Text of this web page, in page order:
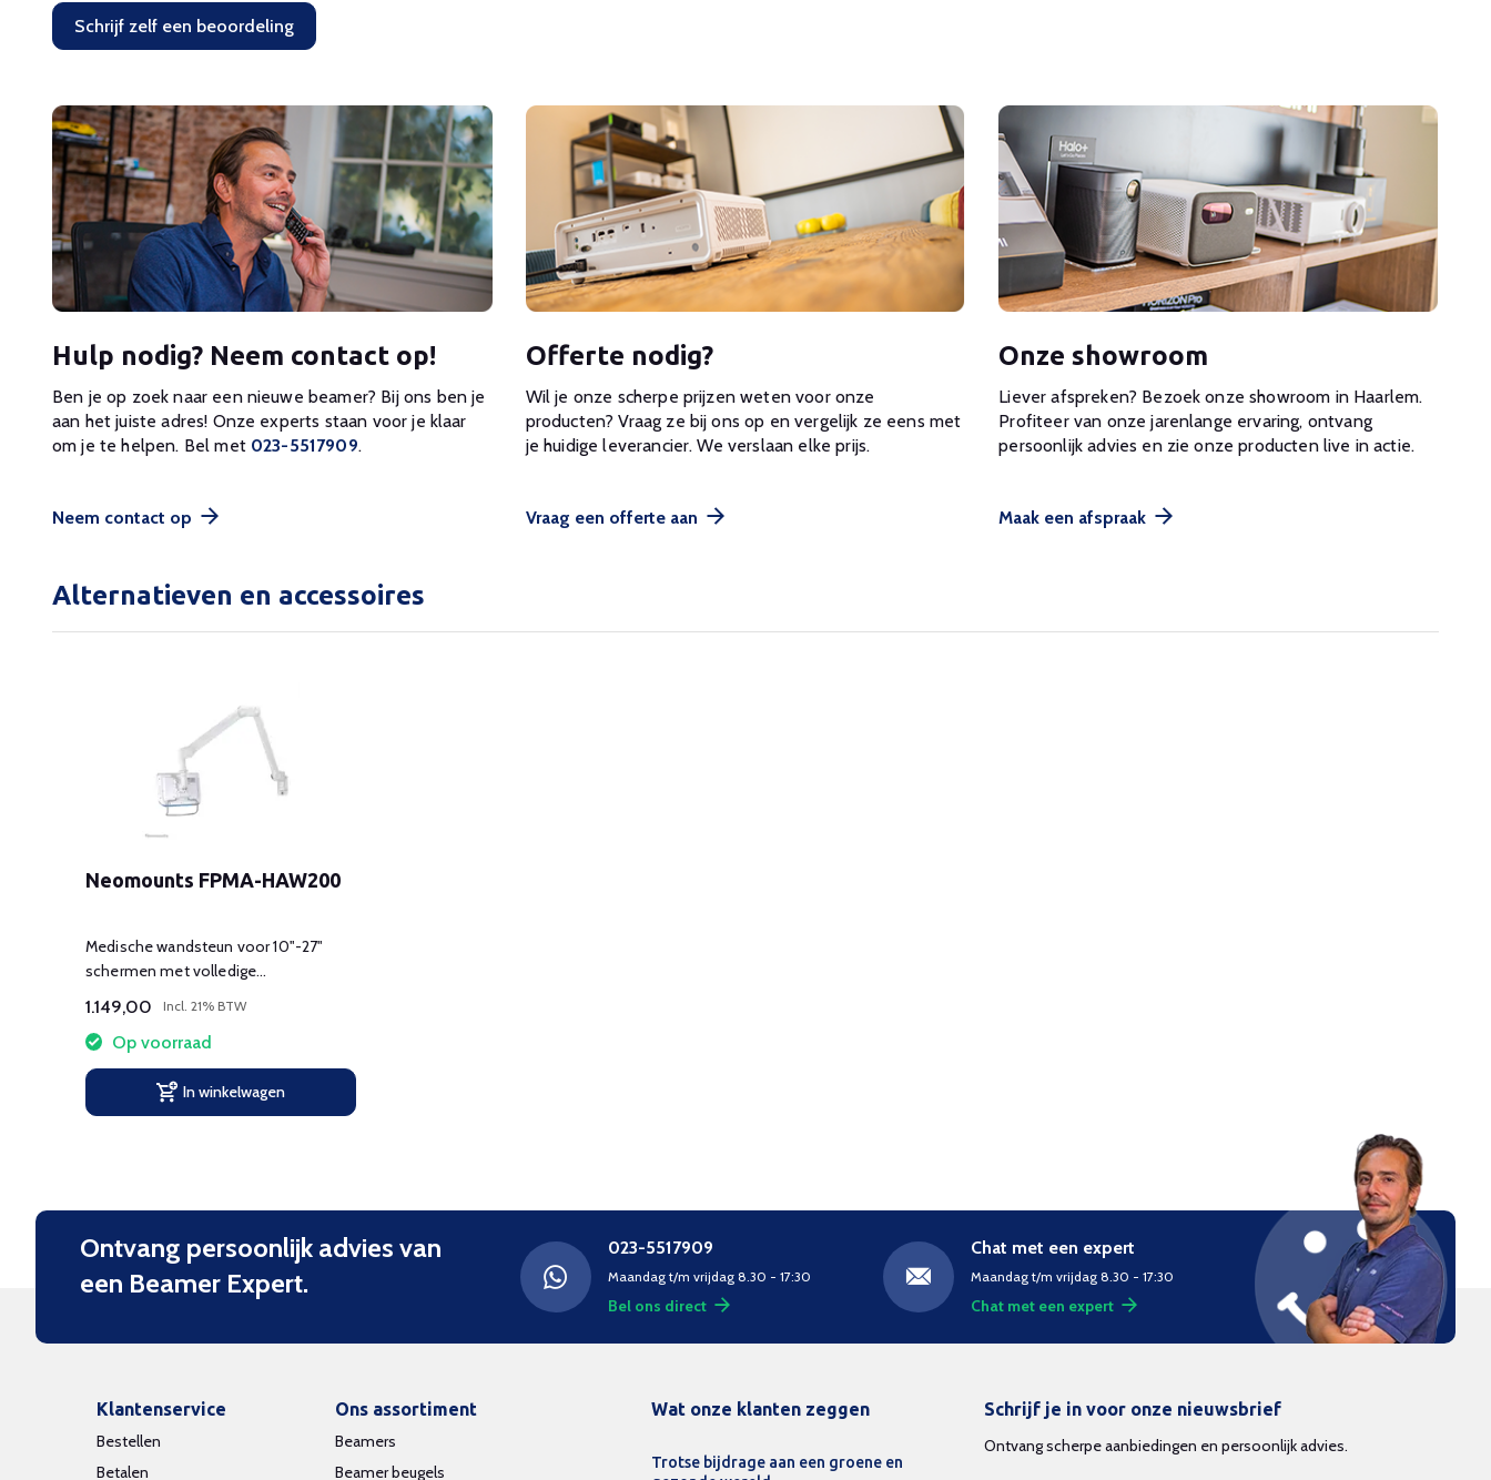
Schrijf zelf een beoordeling
Hulp nodig? Neem contact op!
Ben je op zoek naar een nieuwe beamer? Bij ons ben je
aan het juiste adres! Onze experts staan voor je klaar
om je te helpen. Bel met 023-5517909.
Neem contact op
Offerte nodig?
Wil je onze scherpe prijzen weten voor onze
producten? Vraag ze bij ons op en vergelijk ze eens met
je huidige leverancier. We verslaan elke prijs.
Vraag een offerte aan
Onze showroom
Liever afspreken? Bezoek onze showroom in Haarlem.
Profiteer van onze jarenlange ervaring, ontvang
persoonlijk advies en zie onze producten live in actie.
Maak een afspraak
Alternatieven en accessoires
Neomounts FPMA-HAW200
Medische wandsteun voor 10"-27"
schermen met volledige
1.149,00 Incl. 21% BTW
Op voorraad
In winkelwagen
Ontvang persoonlijk advies van
een Beamer Expert.
023-5517909
Maandag t/m vrijdag 8.30 - 17:30
Bel ons direct
Chat met een expert
Maandag t/m vrijdag 8.30 - 17:30
Chat met een expert
Klantenservice
Bestellen
Betalen
Ons assortiment
Beamers
Beamer beugels
Wat onze klanten zeggen
Trotse bijdrage aan een groene en
Schrijf je in voor onze nieuwsbrief
Ontvang scherpe aanbiedingen en persoonlijk advies.